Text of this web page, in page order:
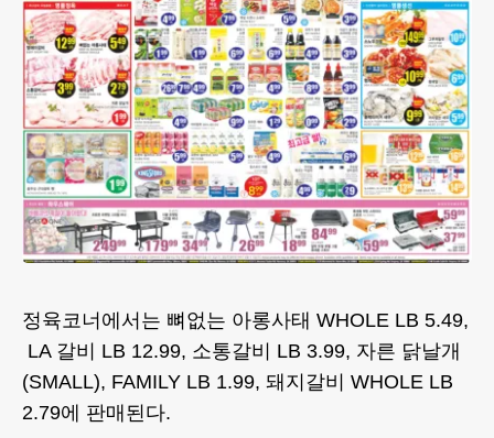
정육코너에서는 뼈없는 아롱사태 WHOLE LB 5.49,
LA 갈비 LB 12.99, 소통갈비 LB 3.99, 자른 닭날개
(SMALL), FAMILY LB 1.99, 돼지갈비 WHOLE LB
2.79에 판매된다.